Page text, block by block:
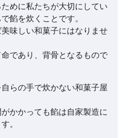
めに私たちが大切にしてい
餡を炊くことです。
味しい和菓子にはなりませ
であり、背骨となるもので
らの手で炊かない和菓子屋
かかっても餡は自家製造に
。